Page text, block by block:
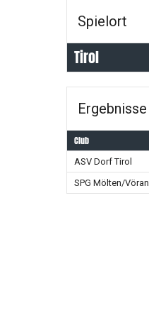
Spielort
Tirol
Ergebnisse
Club
ASV Dorf Tirol
SPG Mölten/Vöran